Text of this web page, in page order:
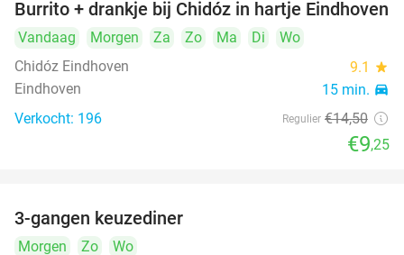
36%
Burrito + drankje bij Chidóz in hartje Eindhoven
Vandaag Morgen Za Zo Ma Di
Wo
Chidóz Eindhoven
9.1 star
Eindhoven 15 min. directions_car
Verkocht: 196 Regulier €14,50
€9,25
3-gangen keuzediner
Morgen Zo
Wo